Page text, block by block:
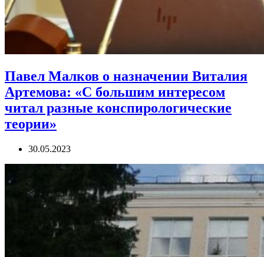
Павел Малков о назначении Виталия
Артемова: «С большим интересом
читал разные конспирологические
теории»
30.05.2023